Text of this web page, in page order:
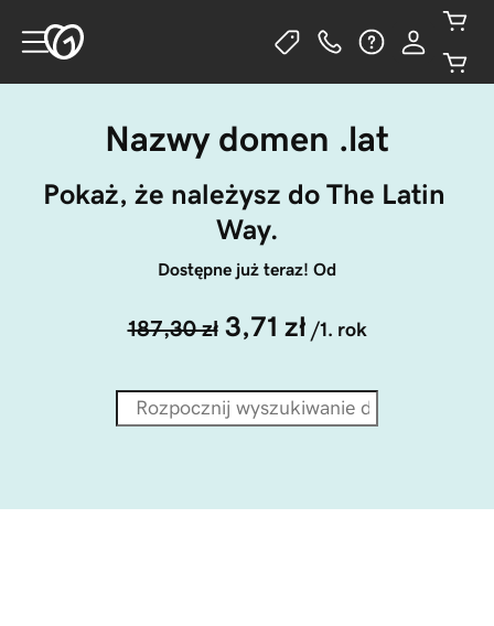
Nazwy domen .lat
Pokaż, że należysz do The Latin
Way.
Dostępne już teraz! Od
187,30 zł 3,71 zł /1. rok